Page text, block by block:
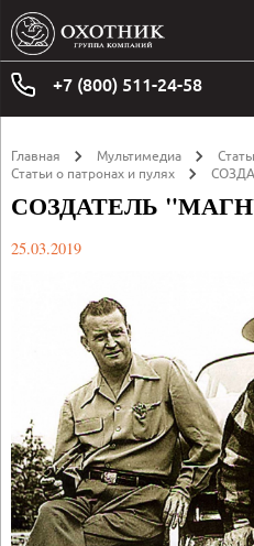
+7 (800) 511-24-58
Главная Мультимедиа
Статьи о патронах и пулях
СОЗДАТЕЛЬ
25.03.2019